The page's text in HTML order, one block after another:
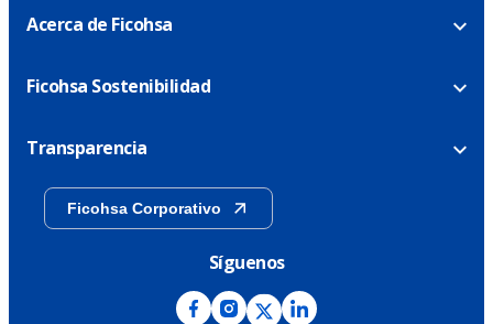
Acerca de Ficohsa
Ficohsa Sostenibilidad
Transparencia
Ficohsa Corporativo
Síguenos